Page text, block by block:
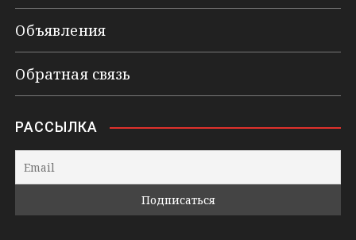
Объявления
Обратная связь
РАССЫЛКА